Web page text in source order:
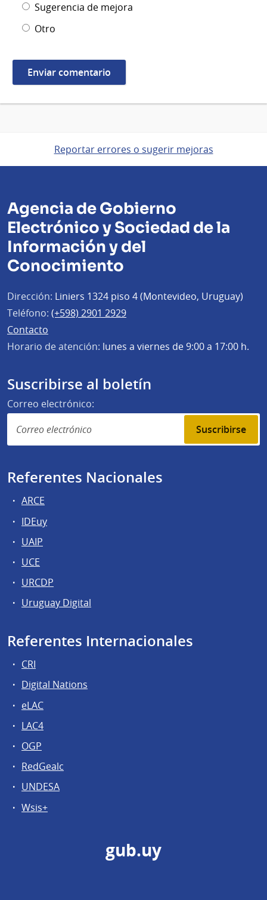
Sugerencia de mejora
Otro
Reportar errores o sugerir mejoras
Agencia de Gobierno
Electrónico y Sociedad de la
Información y del
Conocimiento
Dirección: Liniers 1324 piso 4 (Montevideo, Uruguay)
Teléfono: (+598) 2901 2929
Contacto
Horario de atención: lunes a viernes de 9:00 a 17:00 h.
Suscribirse al boletín
Correo electrónico:
Suscribirse
Referentes Nacionales
ARCE
IDEuy
UAIP
UCE
URCDP
Uruguay Digital
Referentes Internacionales
CRI
Digital Nations
eLAC
LAC4
OGP
RedGealc
UNDESA
Wsis+
gub.uy